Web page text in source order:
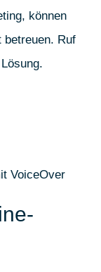
können
betreuen. Ruf
VoiceOver